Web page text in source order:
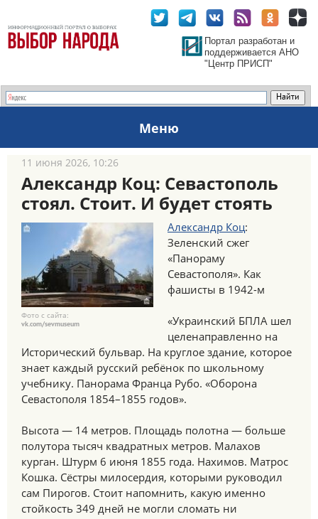
Портал разработан и
поддерживается АНО
"Центр ПРИСП"
Меню
11 июня 2026, 10:26
Александр Коц: Севастополь
стоял. Стоит. И будет стоять
Фото с сайта:
vk.com/sevmuseum
Александр Коц:
Зеленский сжег
«Панораму
Севастополя». Как
фашисты в 1942-м
«Украинский БПЛА шел
целенаправленно на
Исторический бульвар. На круглое здание, которое
знает каждый русский ребёнок по школьному
учебнику. Панорама Франца Рубо. «Оборона
Севастополя 1854–1855 годов».
Высота — 14 метров. Площадь полотна — больше
полутора тысяч квадратных метров. Малахов
курган. Штурм 6 июня 1855 года. Нахимов. Матрос
Кошка. Сёстры милосердия, которыми руководил
сам Пирогов. Стоит напомнить, какую именно
стойкость 349 дней не могли сломать ни